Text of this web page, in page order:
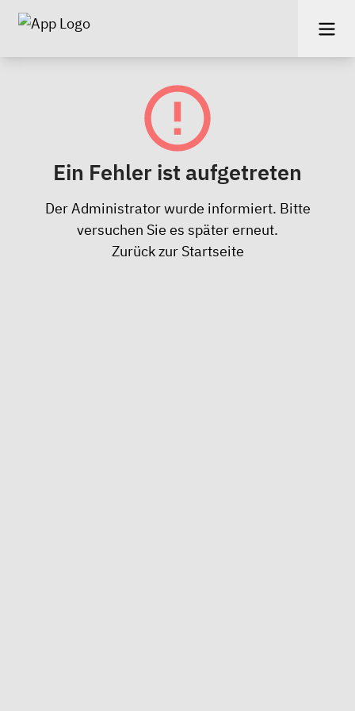
Ein Fehler ist aufgetreten
Der Administrator wurde informiert. Bitte
versuchen Sie es später erneut.
Zurück zur Startseite